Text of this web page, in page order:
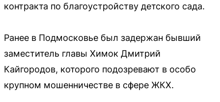
контракта по благоустройству детского сада.
Ранее в Подмосковье был задержан бывший
заместитель главы Химок Дмитрий
Кайгородов, которого подозревают в особо
крупном мошенничестве в сфере ЖКХ.